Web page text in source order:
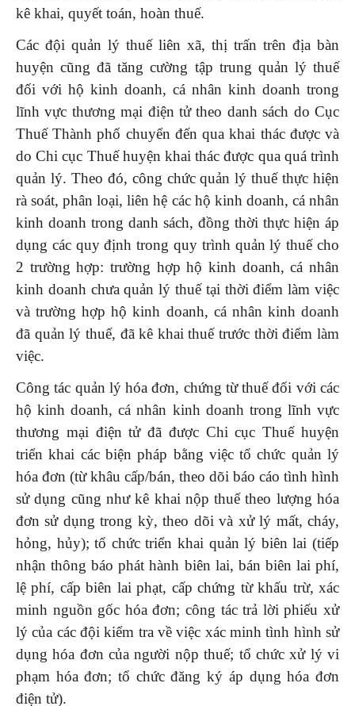
kê khai, quyết toán, hoàn thuế.
Các đội quản lý thuế liên xã, thị trấn trên địa bàn
huyện cũng đã tăng cường tập trung quản lý thuế
đối với hộ kinh doanh, cá nhân kinh doanh trong
lĩnh vực thương mại điện tử theo danh sách do Cục
Thuế Thành phố chuyển đến qua khai thác được và
do Chi cục Thuế huyện khai thác được qua quá trình
quản lý. Theo đó, công chức quản lý thuế thực hiện
rà soát, phân loại, liên hệ các hộ kinh doanh, cá nhân
kinh doanh trong danh sách, đồng thời thực hiện áp
dụng các quy định trong quy trình quản lý thuế cho
2 trường hợp: trường hợp hộ kinh doanh, cá nhân
kinh doanh chưa quản lý thuế tại thời điểm làm việc
và trường hợp hộ kinh doanh, cá nhân kinh doanh
đã quản lý thuế, đã kê khai thuế trước thời điểm làm
việc.
Công tác quản lý hóa đơn, chứng từ thuế đối với các
hộ kinh doanh, cá nhân kinh doanh trong lĩnh vực
thương mại điện tử đã được Chi cục Thuế huyện
triển khai các biện pháp bằng việc tổ chức quản lý
hóa đơn (từ khâu cấp/bán, theo dõi báo cáo tình hình
sử dụng cũng như kê khai nộp thuế theo lượng hóa
đơn sử dụng trong kỳ, theo dõi và xử lý mất, cháy,
hỏng, hủy); tổ chức triển khai quản lý biên lai (tiếp
nhận thông báo phát hành biên lai, bán biên lai phí,
lệ phí, cấp biên lai phạt, cấp chứng từ khấu trừ, xác
minh nguồn gốc hóa đơn; công tác trả lời phiếu xử
lý của các đội kiểm tra về việc xác minh tình hình sử
dụng hóa đơn của người nộp thuế; tổ chức xử lý vi
phạm hóa đơn; tổ chức đăng ký áp dụng hóa đơn
điện tử).